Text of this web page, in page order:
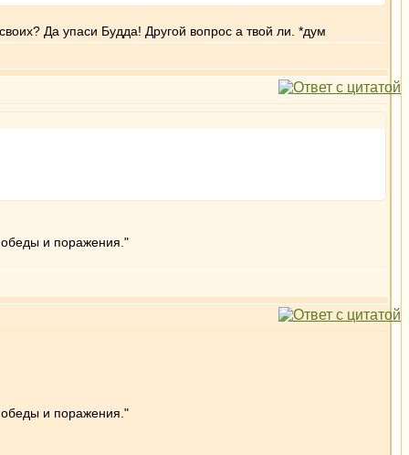
Да упаси Будда! Другой вопрос а твой ли. *дум
и поражения."
и поражения."